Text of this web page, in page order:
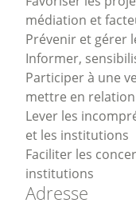
médiation et
Prévenir et gérer
Informer,
Participer à une
mettre en
Lever les
et les institutions
Faciliter les
institutions
Adresse